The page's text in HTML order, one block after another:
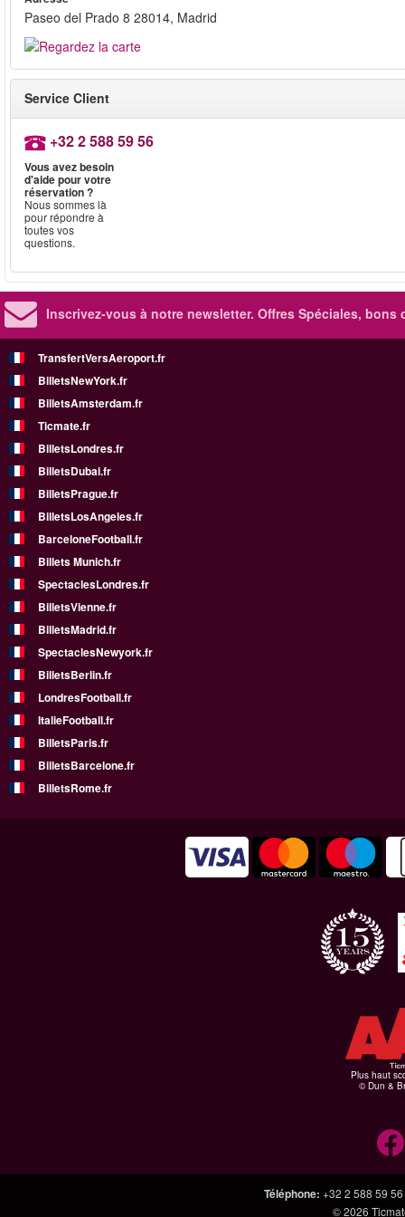
Paseo del Prado 8 28014, Madrid
Service Client
+32 2 588 59 56
Vous avez besoin
d'aide pour votre
réservation ?
Nous sommes là
pour répondre à
toutes vos
questions.
Inscrivez-vous à notre newsletter. Offres Spéciales, bons
TransfertVersAeroport.fr
BilletsNewYork.fr
BilletsAmsterdam.fr
Ticmate.fr
BilletsLondres.fr
BilletsDubai.fr
BilletsPrague.fr
BilletsLosAngeles.fr
BarceloneFootball.fr
Billets Munich.fr
SpectaclesLondres.fr
BilletsVienne.fr
BilletsMadrid.fr
SpectaclesNewyork.fr
BilletsBerlin.fr
LondresFootball.fr
ItalieFootball.fr
BilletsParis.fr
BilletsBarcelone.fr
BilletsRome.fr
Plus haut
© Dun &
Téléphone: +32 2 588 59 56
© 2026